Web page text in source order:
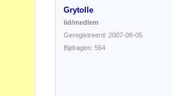
Grytolle
lid/medlem
Geregistreerd: 2007-08-05
Bijdragen: 564